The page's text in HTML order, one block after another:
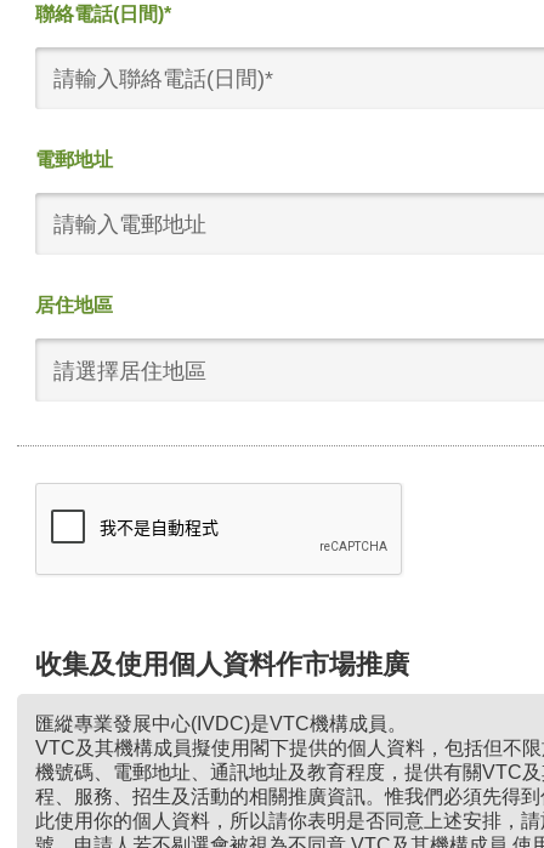
聯絡電話(日間)*
電郵地址
居住地區
請選擇居住地區
收集及使用個人資料作市場推廣
匯縱專業發展中心(IVDC)是VTC機構成員。
VTC及其機構成員擬使用閣下提供的個人資料，包括但不
機號碼、電郵地址、通訊地址及教育程度，提供有關VTC
程、服務、招生及活動的相關推廣資訊。惟我們必須先得
此使用你的個人資料，所以請你表明是否同意上述安排，